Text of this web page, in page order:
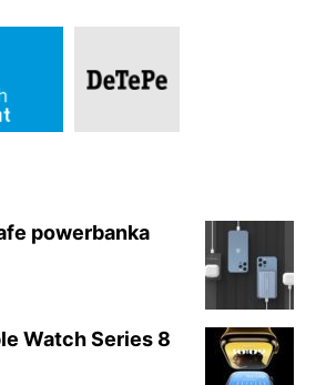
powerbanka
Watch Series 8